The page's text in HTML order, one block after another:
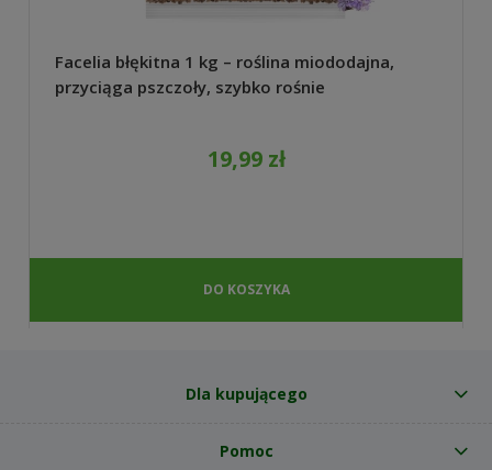
Facelia błękitna 1 kg – roślina miododajna,
przyciąga pszczoły, szybko rośnie
19,99 zł
DO KOSZYKA
Dla kupującego
Pomoc